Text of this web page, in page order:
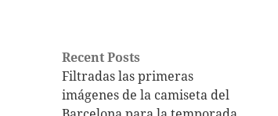
Recent Posts
Filtradas las primeras
imágenes de la camiseta del